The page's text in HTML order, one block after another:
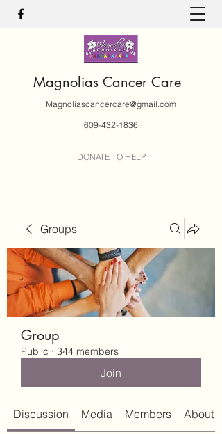
Magnolias Cancer Care
Magnoliascancercare@gmail.com
609-432-1836
DONATE TO HELP
Groups
Group
Public · 344 members
Join
Discussion Media Members About